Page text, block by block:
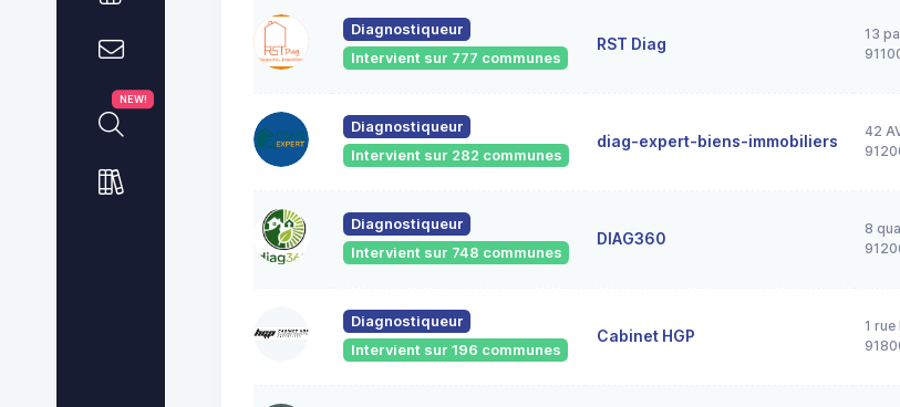
NEW!
Diagnostiqueur
Intervient sur 777 communes
RST Diag
13
Diagnostiqueur
Intervient sur 282 communes
diag-expert-biens-immobiliers
42
Diagnostiqueur
Intervient sur 748 communes
DIAG360
8
Diagnostiqueur
Intervient sur 196 communes
Cabinet HGP
1